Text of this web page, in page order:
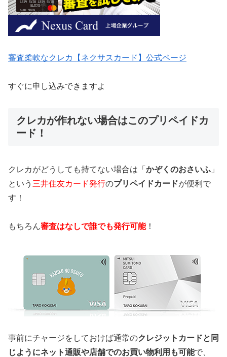
審査柔軟なクレカ【ネクサスカード】公式ページ
すぐに申し込みできますよ
クレカが作れない場合はこのプリペイドカ
ード！
クレカがどうしても持てない場合は「 かぞくのおさいふ 」
という 三井住友カード発行のプリペイドカードが便利で
す！
もちろん審査はなしで誰でも発行可能！
事前にチャージをしておけば通常のクレジットカードと同
じようにネット通販や店舗でのお買い物利用も可能で、